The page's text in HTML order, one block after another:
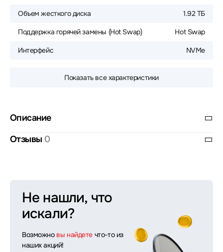
Объем жесткого диска 1.92 ТБ
Поддержка горячей замены (Hot Swap) Hot Swap
Интерфейс NVMe
Показать все характеристики
Описание
Отзывы 0
Не нашли, что
искали?
Возможно вы найдете что-то из
наших акций!